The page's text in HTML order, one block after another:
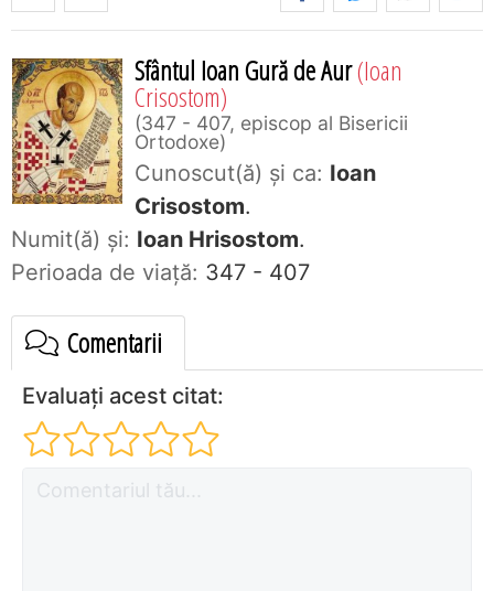
Sfântul Ioan Gură de Aur(Ioan
Crisostom)
347 - 407, episcop al Bisericii
Ortodoxe
Cunoscut(ă) și ca: Ioan
Crisostom.
Numit(ă) și: Ioan Hrisostom.
Perioada de viaţă: 347 - 407
Comentarii
Evaluați acest citat: